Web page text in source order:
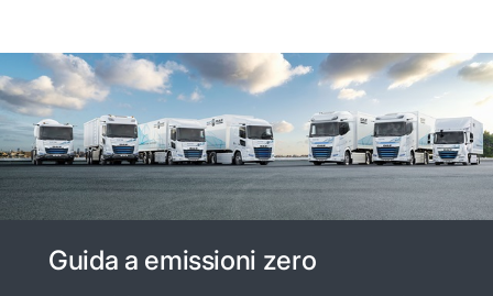
Guida a emissioni zero